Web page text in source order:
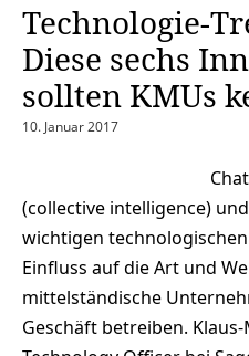
Technologie-
Diese sechs
sollten KMUs
10. Januar 2017
(collective intelligence)
wichtigen
Einfluss auf die Art und
mittelständische
Geschäft betreiben.